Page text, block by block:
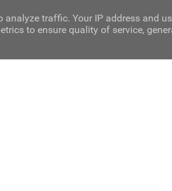
traffic. Your IP address and
to ensure quality of service,